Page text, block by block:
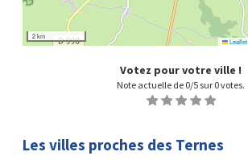
2 km
Leaflet
Votez pour votre ville !
Note actuelle de 0/5 sur 0votes.
1 2 3 4 5
Les villes proches des Ternes